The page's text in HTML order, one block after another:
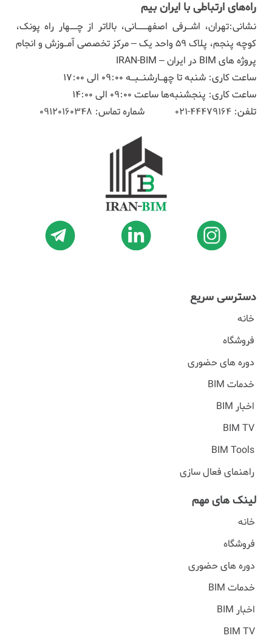
راه‌های ارتباطی با ایران بیم
نشانی:تهران، اشـرفی اصفهـــانی، بالاتر از چــهار راه پونک،
کوچه پنجم، پلاک ۵۹ واحد یک – مرکز تخصصی آمـوزش و انجام
پروژه های BIM در ایران – IRAN-BIM
ساعت کاری: شنبه تا چهـارشنـبـه 09:00 الی 17:00
ساعت کاری: پنجشنبه‌ها ساعت 09:00 الی 14:00
تلفن: 44479164-021 شماره تماس: 09120160348
دسترسی سریع
خانه
فروشگاه
دوره های حضوری
خدمات BIM
اخبار BIM
BIM TV
BIM Tools
راهنمای فعال سازی
لینک های مهم
خانه
فروشگاه
دوره های حضوری
خدمات BIM
اخبار BIM
BIM TV